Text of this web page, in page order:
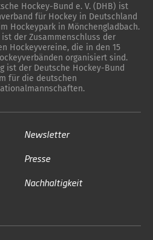
Hockey-Bund e. V. (DHB) ist
für Hockey in Deutschland
Hockeypark in Mönchengladbach.
ist der Zusammenschluss der
Hockeyvereine, die in den 15
organisiert sind.
ist der Deutsche Hockey-Bund
für die deutschen
Newsletter
Presse
Nachhaltigkeit